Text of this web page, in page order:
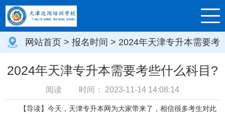
网站首页 > 报名时间 > 2024年天津专升本需要考
些什么科目?
2024年天津专升本需要考些什么科目?
阅读 时间： 2023-11-14 14:08:14
【导读】今天，天津专升本网为大家带来了，相信很多考生对此